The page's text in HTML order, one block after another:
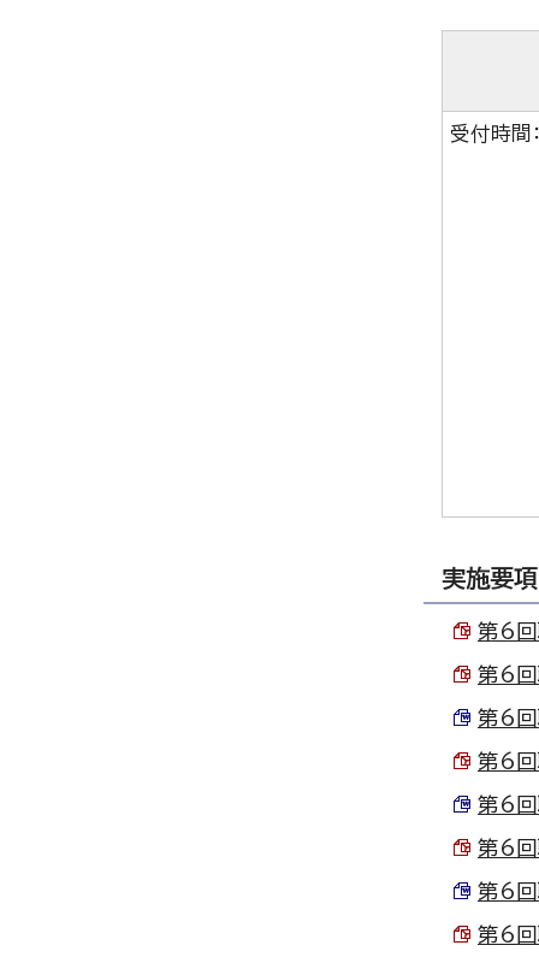
受付時間
実施要項
第6回
第6回
第6回
第6回
第6回
第6回
第6回
第6回